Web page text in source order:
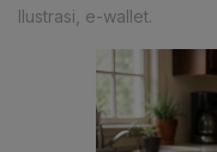
Ilustrasi, e-wallet.